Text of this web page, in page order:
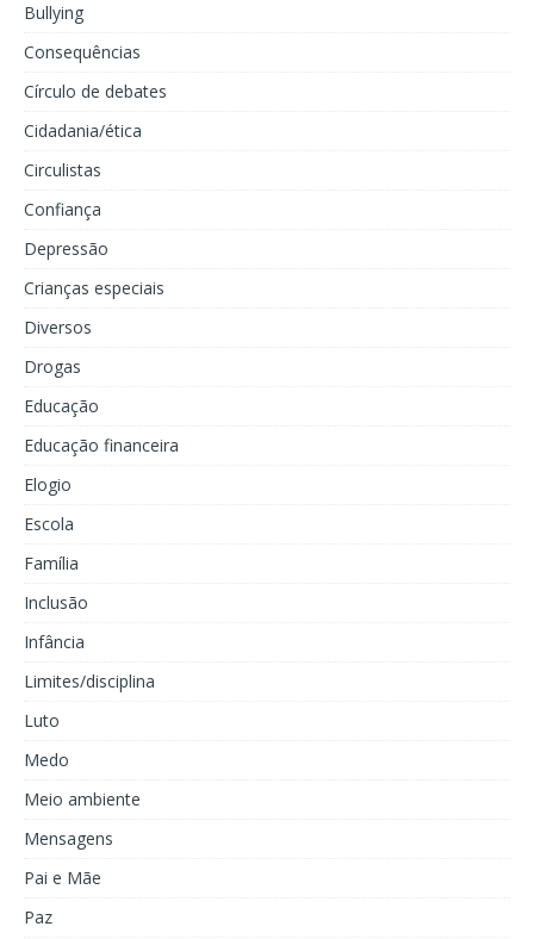
Bullying
Consequências
Círculo de debates
Cidadania/ética
Circulistas
Confiança
Depressão
Crianças especiais
Diversos
Drogas
Educação
Educação financeira
Elogio
Escola
Família
Inclusão
Infância
Limites/disciplina
Luto
Medo
Meio ambiente
Mensagens
Pai e Mãe
Paz